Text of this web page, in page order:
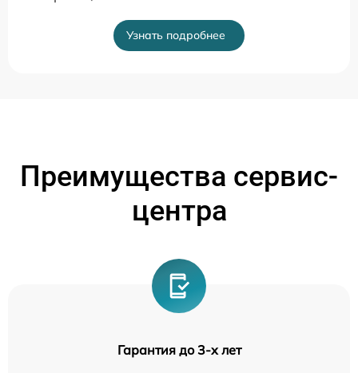
Узнать подробнее
Преимущества сервис-
центра
Гарантия до 3-х лет